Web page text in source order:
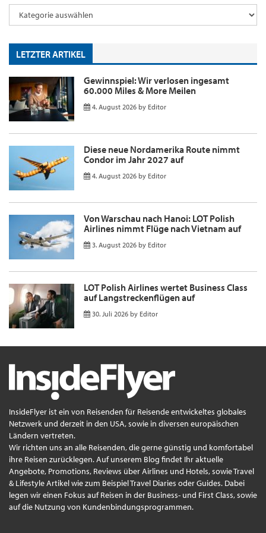
LETZTER ARTIKEL
Gewinnspiel: Wir verlosen ingesamt
60.000 Miles & More Meilen
4. August 2026 by Editor
Diese neue Nordamerika Route nimmt
Condor im Jahr 2027 auf
4. August 2026 by Editor
Von Warschau nach Hanoi: LOT Polish
Airlines nimmt Flüge nach Vietnam auf
3. August 2026 by Editor
LOT Polish Airlines wertet Business Class
auf Langstreckenflügen auf
30. Juli 2026 by Editor
InsideFlyer ist ein von Reisenden für Reisende entwickeltes globales
Netzwerk und derzeit in den USA, sowie in diversen europäischen
Ländern vertreten.
Wir richten uns an alle Reisenden, die gerne günstig und komfortabel
ihre Reisen zurücklegen. Auf unserem Blog findet Ihr aktuelle
Angebote, Promotions, Reviews über Airlines und Hotels, sowie Travel
& Lifestyle Artikel wie zum Beispiel Travel Diaries oder Guides. Dabei
legen wir einen Fokus auf Reisen in der Business- und First Class, sowie
auf die Nutzung von Kundenbindungsprogrammen.